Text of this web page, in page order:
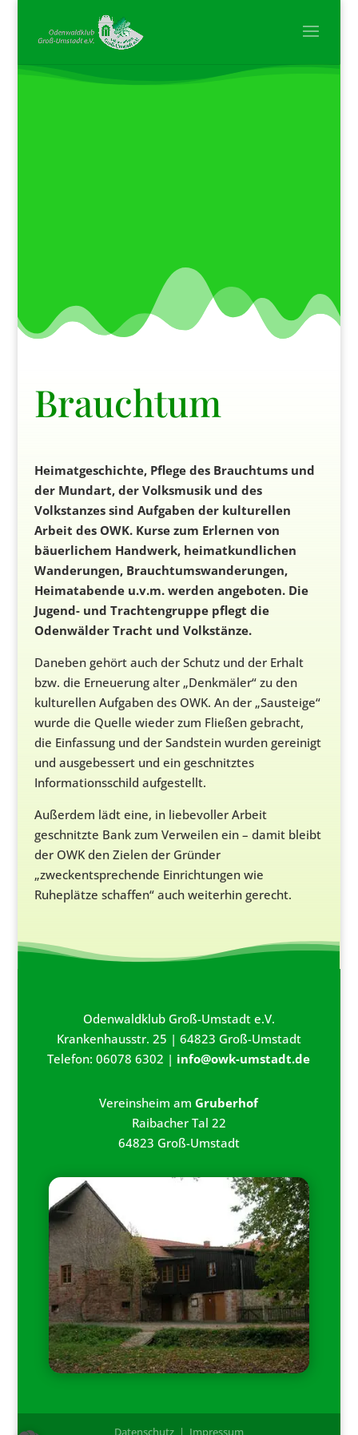
Brauchtum
Heimatgeschichte, Pflege des Brauchtums und
der Mundart, der Volksmusik und des
Volkstanzes sind Aufgaben der kulturellen
Arbeit des OWK. Kurse zum Erlernen von
bäuerlichem Handwerk, heimatkundlichen
Wanderungen, Brauchtumswanderungen,
Heimatabende u.v.m. werden angeboten. Die
Jugend- und Trachtengruppe pflegt die
Odenwälder Tracht und Volkstänze.
Daneben gehört auch der Schutz und der Erhalt
bzw. die Erneuerung alter „Denkmäler“ zu den
kulturellen Aufgaben des OWK. An der „Sausteige“
wurde die Quelle wieder zum Fließen gebracht,
die Einfassung und der Sandstein wurden gereinigt
und ausgebessert und ein geschnitztes
Informationsschild aufgestellt.
Außerdem lädt eine, in liebevoller Arbeit
geschnitzte Bank zum Verweilen ein – damit bleibt
der OWK den Zielen der Gründer
„zweckentsprechende Einrichtungen wie
Ruheplätze schaffen“ auch weiterhin gerecht.
Odenwaldklub Groß-Umstadt e.V.
Krankenhausstr. 25 | 64823 Groß-Umstadt
Telefon: 06078 6302 | info@owk-umstadt.de
Vereinsheim amGruberhof
Raibacher Tal 22
64823 Groß-Umstadt
Datenschutz| Impressum